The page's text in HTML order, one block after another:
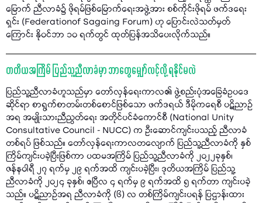
မြောက် ညီလာခံ၌ ဖိုရမ်ဖြစ်မြောက်ရေးအဖွဲ့အား စစ်ကိုင်းဖိုရမ် ဖက်ဒရေး
ရှင်း (Federationof Sagaing Forum) ဟု ပြောင်းလဲသတ်မှတ်
ကြောင်း နိုဝင်ဘာ ၁၀ ရက်တွင် ထုတ်ပြန်အသိပေးလိုက်သည်။
တတိယအကြိမ် ပြည်သူ့ညီလာခံမှာ ဘာတွေမျှော်လင့်လို့ ရနိုင်မလဲ
ပြည်သူ့ညီလာခံဟူသည်မှာ တော်လှန်ရေးကာလ၏ ဖွဲ့စည်းပုံအခြေခံဥပဒေ
ဆိုင်ရာ စာရွက်စာတမ်းတစ်စောင်ဖြစ်သော ဖက်ဒရယ် ဒီမိုကရေစီ ပဋိညာဉ်
အရ အမျိုးသားညီညွတ်ရေး အတိုင်ပင်ခံကောင်စီ (National Unity
Consultative Council - NUCC) က ဦးဆောင်ကျင်းပသည့် ညီလာခံ
တစ်ရပ် ဖြစ်သည်။ တော်လှန်ရေးကာလတလျောက် ပြည်သူ့ညီလာခံကို နှစ်
ကြိမ်ကျင်းပခဲ့ပြီးဖြစ်ကာ ပထမအကြိမ် ပြည်သူ့ညီလာခံကို ၂၀၂၂ခုနှစ်၊
ဇန်နဝါရီ ၂၇ ရက်မှ ၂၉ ရက်အထိ ကျင်းပခဲ့ပြီး၊ ဒုတိယအကြိမ် ပြည်သူ့
ညီလာခံကို ၂၀၂၄ ခုနှစ်၊ ဧပြီလ ၄ ရက်မှ ၉ ရက်အထိ ၅ ရက်တာ ကျင်းပခဲ့
သည်။ ပဋိညာဉ်အရ ညီလာခံကို (၆) လ တစ်ကြိမ်ကျင်းပရန် ပြဌာန်းထား